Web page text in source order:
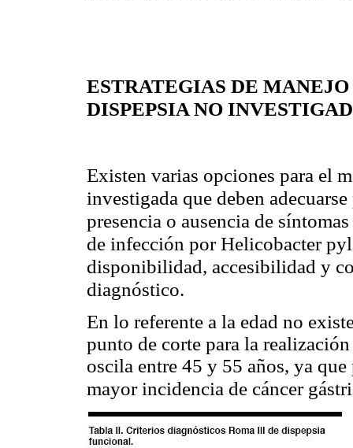
ESTRATEGIAS DE
DISPEPSIA NO
Existen varias opciones para el
investigada que deben
presencia o ausencia de
de infección por Helicobacter
disponibilidad, accesibilidad y
diagnóstico.
En lo referente a la edad no
punto de corte para la
oscila entre 45 y 55 años, ya que
mayor incidencia de cáncer